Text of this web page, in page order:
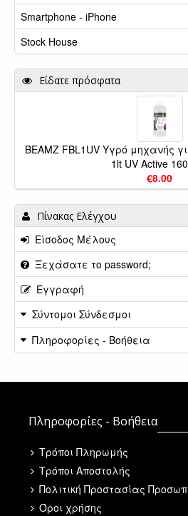
Smartphone - iPhone
Stock House
Είδατε πρόσφατα
BEAMZ FBL1UV Υγρό μηχανής
1lt UV Active
€8.00
Πίνακας Ελέγχου
Είσοδος Μέλους
Ξεχάσατε το password;
Εγγραφή
Σύντομοι Σύνδεσμοι
Πληροφορίες - Βοήθεια
Πληροφορίες - Βοήθεια
Τρόποι Πληρωμής
Τρόποι Αποστολής
Πολιτική Προστασίας
Όροι χρήσης